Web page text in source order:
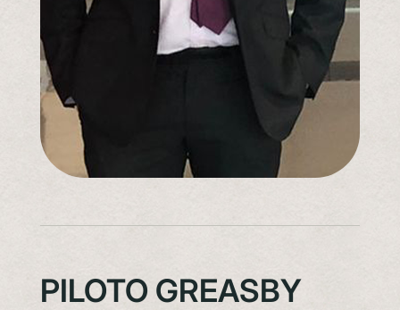
PILOTO GREASBY